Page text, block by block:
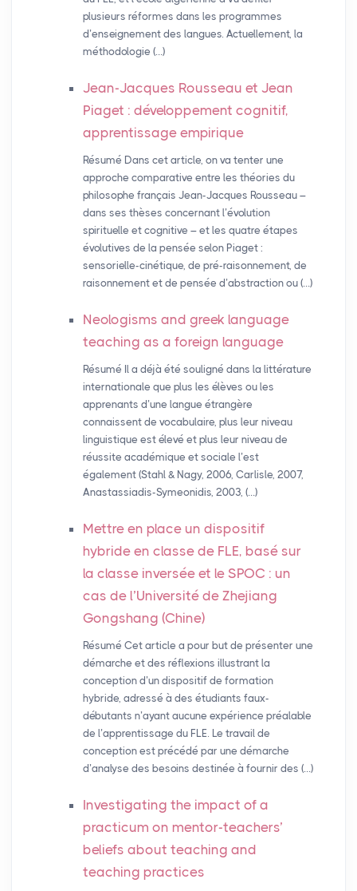
plusieurs réformes dans les programmes
d’enseignement des langues. Actuellement, la
méthodologie (…)
Jean-Jacques Rousseau et Jean
Piaget : développement cognitif,
apprentissage empirique
Résumé Dans cet article, on va tenter une
approche comparative entre les théories du
philosophe français Jean-Jacques Rousseau –
dans ses thèses concernant l’évolution
spirituelle et cognitive – et les quatre étapes
évolutives de la pensée selon Piaget :
sensorielle-cinétique, de pré-raisonnement, de
raisonnement et de pensée d’abstraction ou (…)
Neologisms and greek language
teaching as a foreign language
Résumé Il a déjà été souligné dans la littérature
internationale que plus les élèves ou les
apprenants d’une langue étrangère
connaissent de vocabulaire, plus leur niveau
linguistique est élevé et plus leur niveau de
réussite académique et sociale l’est
également (Stahl & Nagy, 2006, Carlisle, 2007,
Anastassiadis-Symeonidis, 2003, (…)
Mettre en place un dispositif
hybride en classe de FLE, basé sur
la classe inversée et le SPOC : un
cas de l’Université de Zhejiang
Gongshang (Chine)
Résumé Cet article a pour but de présenter une
démarche et des réflexions illustrant la
conception d’un dispositif de formation
hybride, adressé à des étudiants faux-
débutants n’ayant aucune expérience préalable
de l’apprentissage du FLE. Le travail de
conception est précédé par une démarche
d’analyse des besoins destinée à fournir des (…)
Investigating the impact of a
practicum on mentor-teachers’
beliefs about teaching and
teaching practices